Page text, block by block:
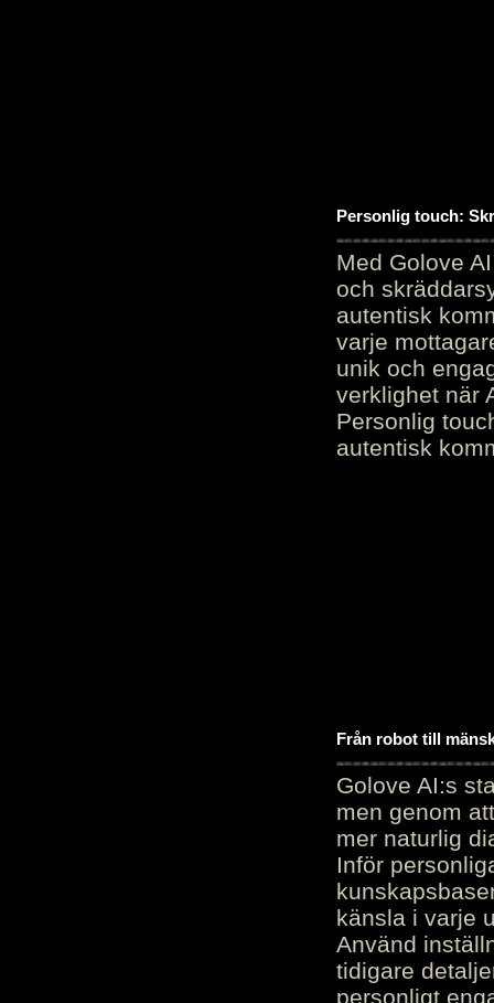
Personlig touch:
Med Golove
och
autentisk
varje
unik och
verklighet när
Personlig
autentisk
Från robot till
Golove AI:s
men genom
mer naturlig
Inför
känsla i varje
Använd
tidigare
personligt